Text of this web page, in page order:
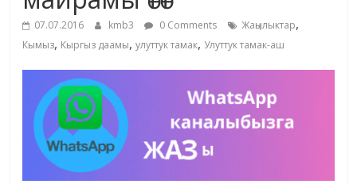
07.07.2016 kmb3 0 Comments Жаңылыктар,
Кымыз, Кыргыз даамы,улуттук тамак, Улуттук тамак-аш